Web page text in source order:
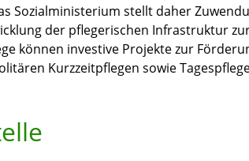
Sozialministerium stellt daher
der pflegerischen Infrastruktur
können investive Projekte zur
Kurzzeitpflegen sowie